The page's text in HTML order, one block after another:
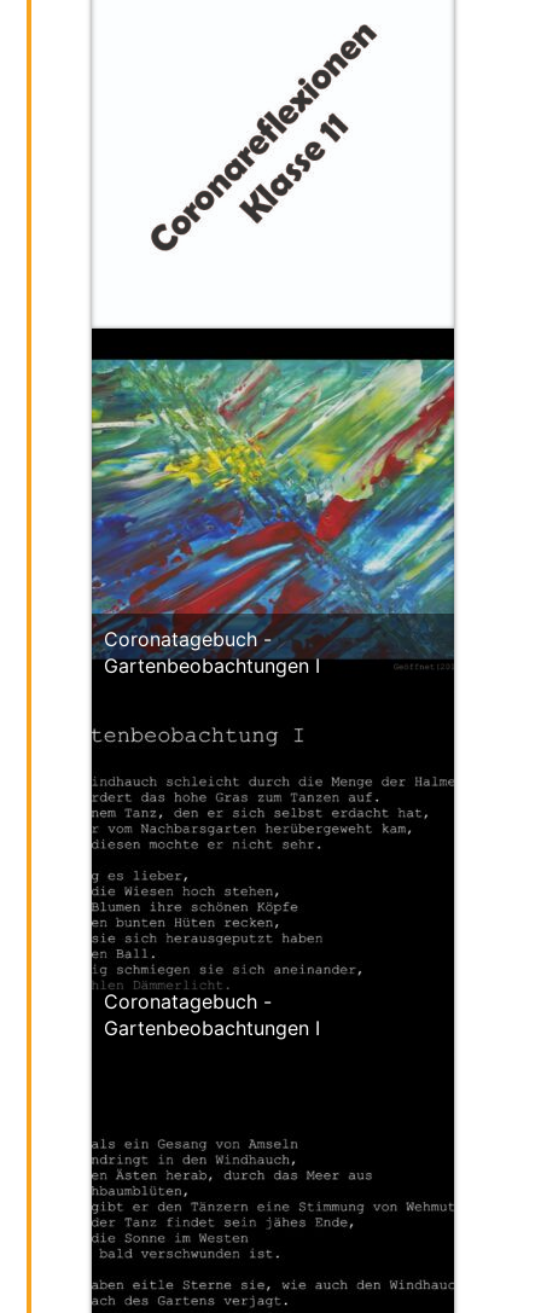
Coronatagebuch -
Gartenbeobachtungen I
Coronatagebuch -
Gartenbeobachtungen I